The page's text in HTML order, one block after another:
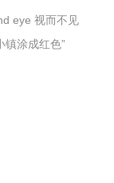
eye 视而不见
镇涂成红色”